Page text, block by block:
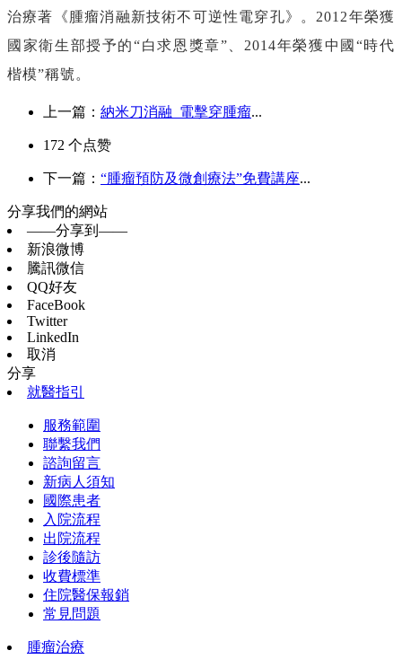
治療著《腫瘤消融新技術不可逆性電穿孔》。 2012年榮獲
國家衛生部授予的“白求恩獎章”、 2014年榮獲中國“時代
楷模”稱號。
上一篇： 納米刀消融 電擊穿腫瘤...
172 个点赞
下一篇： “腫瘤預防及微創療法”免費講座...
分享我們的網站
——分享到——
新浪微博
騰訊微信
QQ好友
FaceBook
Twitter
LinkedIn
取消
分享
就醫指引
服務範圍
聯繫我們
諮詢留言
新病人須知
國際患者
入院流程
出院流程
診後隨訪
收費標準
住院醫保報銷
常見問題
腫瘤治療